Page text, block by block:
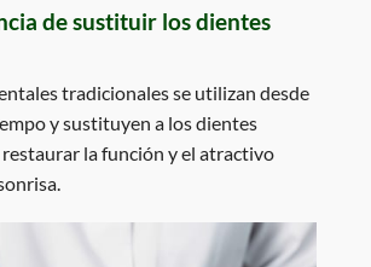
de sustituir los dientes
tradicionales se utilizan desde
y sustituyen a los dientes
la función y el atractivo